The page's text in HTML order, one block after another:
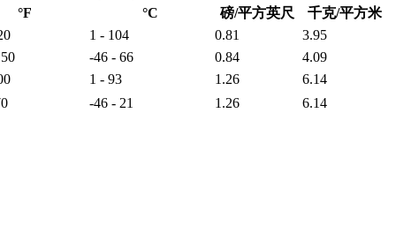
°F
°C 磅/平方英尺
千克/平方米
1 - 104 0.81
3.95
-46 - 66 0.84
4.09
1 - 93 1.26
6.14
-46 - 21 1.26 6.14